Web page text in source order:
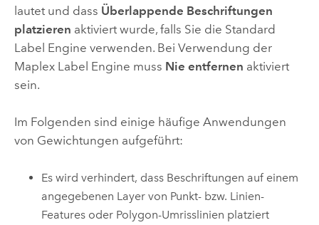
lautet und dass Überlappende Beschriftungen
platzieren aktiviert wurde, falls Sie die Standard
Label Engine verwenden. Bei Verwendung der
Maplex Label Engine muss Nie entfernen aktiviert
sein.
Im Folgenden sind einige häufige Anwendungen
von Gewichtungen aufgeführt:
Es wird verhindert, dass Beschriftungen auf einem
angegebenen Layer von Punkt- bzw. Linien-
Features oder Polygon-Umrisslinien platziert